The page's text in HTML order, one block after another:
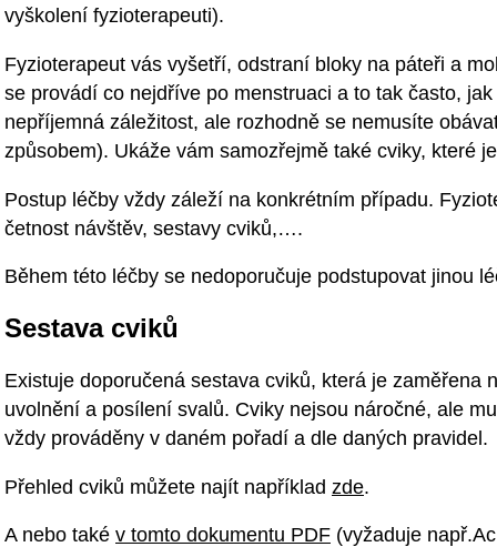
vyškolení fyzioterapeuti).
Fyzioterapeut vás vyšetří, odstraní bloky na páteři a
se provádí co nejdříve po menstruaci a to tak často,
nepříjemná záležitost, ale rozhodně se nemusíte
způsobem). Ukáže vám samozřejmě také cviky, které
Postup léčby vždy záleží na konkrétním případu.
četnost návštěv, sestavy cviků,….
Během této léčby se nedoporučuje podstupovat jinou
Sestava cviků
Existuje doporučená sestava cviků, která je zaměřena
uvolnění a posílení svalů. Cviky nejsou náročné, ale
vždy prováděny v daném pořadí a dle daných pravidel.
Přehled cviků můžete najít například zde.
A nebo také v tomto dokumentu PDF (vyžaduje